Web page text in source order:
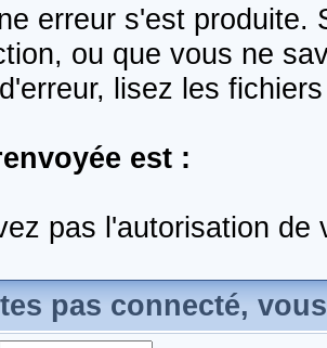
erreur s'est produite.
ou que vous ne
lisez les
est :
pas l'autorisation de
pas connecté,